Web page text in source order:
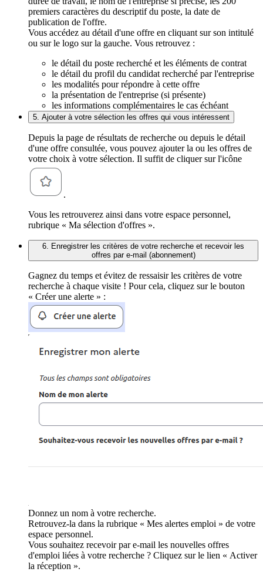
premiers caractères du descriptif du poste, la date de
publication de l'offre.
Vous accédez au détail d'une offre en cliquant sur son intitulé
ou sur le logo sur la gauche. Vous retrouvez :
le détail du poste recherché et les éléments de contrat
le détail du profil du candidat recherché par l'entreprise
les modalités pour répondre à cette offre
la présentation de l'entreprise (si présente)
les informations complémentaires le cas échéant
5. Ajouter à votre sélection les offres qui vous intéressent
Depuis la page de résultats de recherche ou depuis le détail
d'une offre consultée, vous pouvez ajouter la ou les offres de
votre choix à votre sélection. Il suffit de cliquer sur l'icône
.
Vous les retrouverez ainsi dans votre espace personnel,
rubrique « Ma sélection d'offres ».
6. Enregistrer les critères de votre recherche et recevoir les
offres par e-mail (abonnement)
Gagnez du temps et évitez de ressaisir les critères de votre
recherche à chaque visite ! Pour cela, cliquez sur le bouton
« Créer une alerte » :
Donnez un nom à votre recherche.
Retrouvez-la dans la rubrique « Mes alertes emploi » de votre
espace personnel.
Vous souhaitez recevoir par e-mail les nouvelles offres
d'emploi liées à votre recherche ? Cliquez sur le lien « Activer
la réception ».